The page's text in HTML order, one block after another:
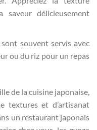
délicieusement
souvent servis avec
ou du riz pour un repas
de la cuisine japonaise,
textures et d’artisanat
un restaurant japonais